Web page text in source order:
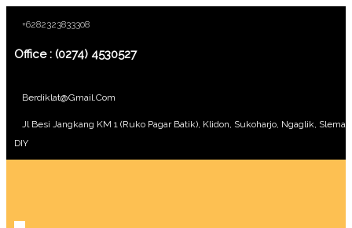
+6282323833308
Office : (0274) 4530527
Berdiklat@gmail.com
Jl Besi Jangkang KM 1 (Ruko Pagar Batik), Klidon, Sukoharjo, Ngaglik,
DIY